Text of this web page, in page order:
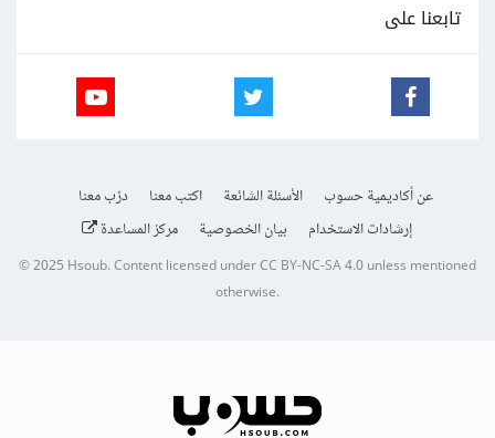
تابعنا على
عن أكاديمية حسوب الأسئلة الشائعة اكتب معنا
درّب معنا
إرشادات الاستخدام
بيان الخصوصية مركز المساعدة
© 2025Hsoub.Content licensed underCC BY-NC-SA 4.0unless mentioned
otherwise.